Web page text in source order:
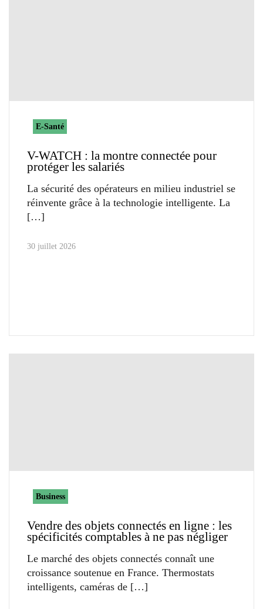
E-Santé
V-WATCH : la montre connectée pour
protéger les salariés
La sécurité des opérateurs en milieu industriel se
réinvente grâce à la technologie intelligente. La
30 juillet 2026
Business
Vendre des objets connectés en ligne : les
spécificités comptables à ne pas négliger
Le marché des objets connectés connaît une
croissance soutenue en France. Thermostats
intelligents, caméras de